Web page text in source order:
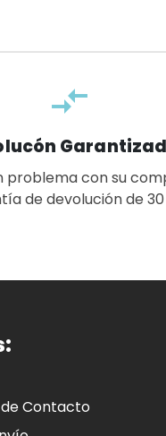
compare_arrows
problema con su
de devolución de 30
Contacto